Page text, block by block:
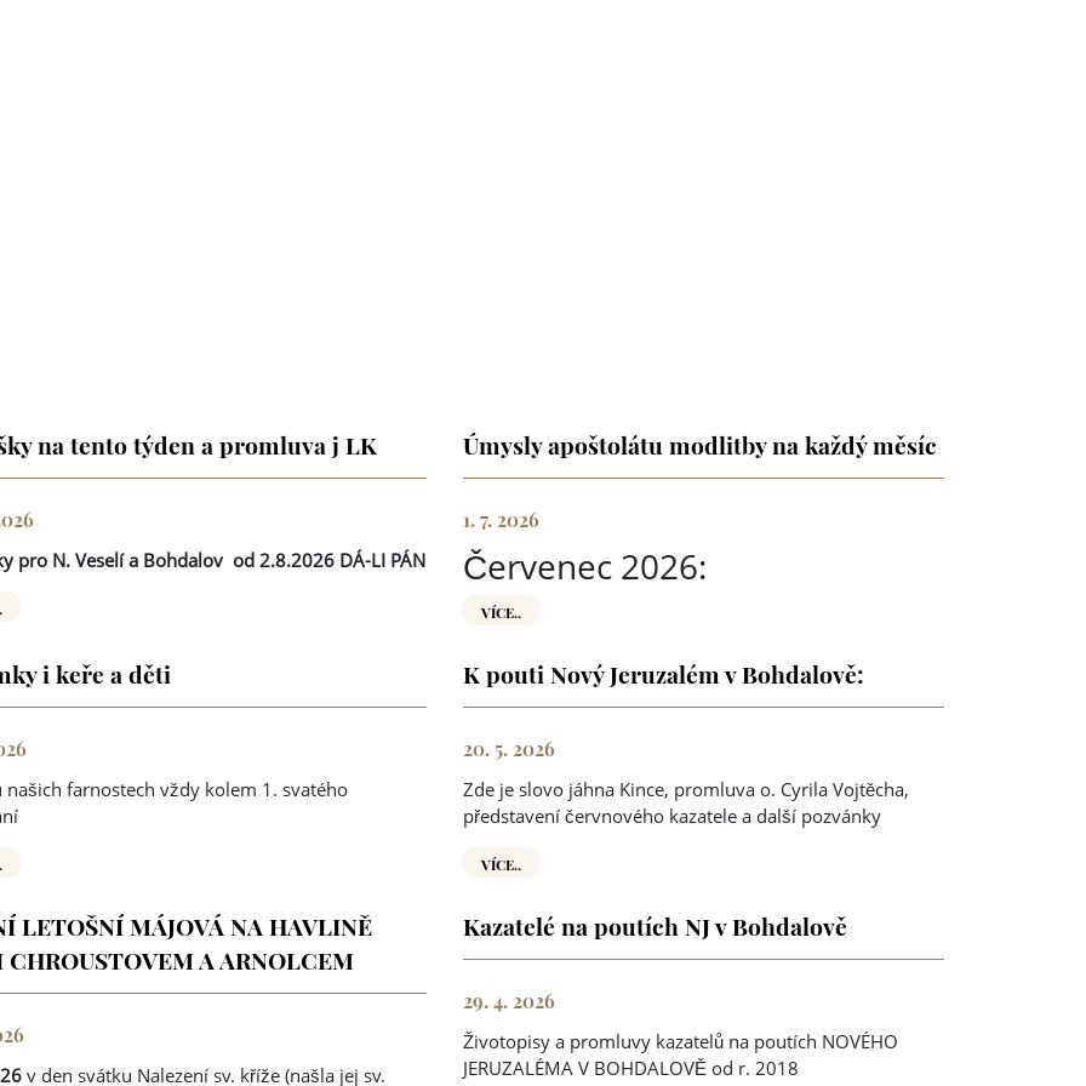
na tento týden a promluva j LK
pro N. Veselí a Bohdalov od 2.8.2026 DÁ-LI PÁN
Úmysly apoštolátu modlitby na každý měsíc
1. 7. 2026
Červenec 2026:
VÍCE..
i keře a děti
našich farnostech vždy kolem 1. svatého
K pouti Nový Jeruzalém v Bohdalově:
20. 5. 2026
Zde je slovo jáhna Kince, promluva o. Cyrila Vojtěcha,
představení červnového kazatele a další pozvánky
VÍCE..
LETOŠNÍ MÁJOVÁ NA HAVLINĚ
A ARNOLCEM
v den svátku Nalezení sv. kříže (našla jej sv.
Kazatelé na poutích NJ v Bohdalově
29. 4. 2026
Životopisy a promluvy kazatelů na poutích NOVÉHO
JERUZALÉMA V BOHDALOVĚ od r. 2018